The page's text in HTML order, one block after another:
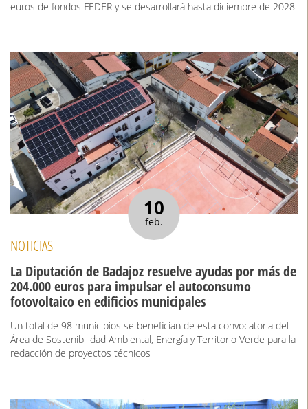
euros de fondos FEDER y se desarrollará hasta diciembre de 2028
10
feb.
NOTICIAS
La Diputación de Badajoz resuelve ayudas por más de
204.000 euros para impulsar el autoconsumo
fotovoltaico en edificios municipales
Un total de 98 municipios se benefician de esta convocatoria del
Área de Sostenibilidad Ambiental, Energía y Territorio Verde para la
redacción de proyectos técnicos